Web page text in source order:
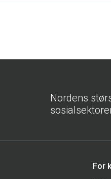
Nordens
For